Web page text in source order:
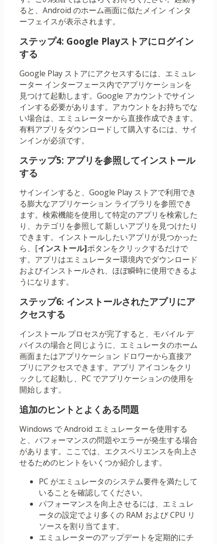
ると、Android のホーム画面に似たメイン インタ
ーフェイスが表示されます。
ステップ4: Google Playストアにログイン
する
Google Play ストアにアクセスするには、エミュレ
ーター インターフェース内でアプリケーションを
見つけて起動します。Google アカウントでサイン
インする必要があります。アカウントをお持ちでな
い場合は、エミュレーターから直接作成できます。
有料アプリをダウンロードして購入するには、サイ
ンインが必須です。
ステップ5: アプリを参照してインストール
する
サインインすると、Google Play ストアで利用でき
る膨大なアプリケーション ライブラリを参照でき
ます。検索機能を使用して特定のアプリを検索した
り、カテゴリを参照して新しいアプリを見つけたり
できます。インストールしたいアプリが見つかった
ら、[インストール]ボタンをクリックするだけで
す。アプリはエミュレーター環境内でダウンロード
およびインストールされ、ほぼ瞬時に使用できるよ
うになります。
ステップ6: インストールされたアプリにア
クセスする
インストール プロセスが完了すると、モバイル デ
バイスの場合と同じように、エミュレータのホーム
画面またはアプリケーション ドロワーから直接ア
プリにアクセスできます。アプリ アイコンをクリ
ックして起動し、PC でアプリケーションの使用を
開始します。
追加のヒントとよくある問題
Windows で Android エミュレーターを使用する
と、パフォーマンスの問題やエラーが発生する場合
があります。ここでは、エクスペリエンスを向上さ
せるためのヒントをいくつか紹介します。
PC がエミュレータのシステム要件を満たして
いることを確認してください。
パフォーマンスを向上させるには、エミュレ
ータの設定でより多くの RAM および CPU リ
ソースを割り当てます。
エミュレーターのアップデートを定期的にチ